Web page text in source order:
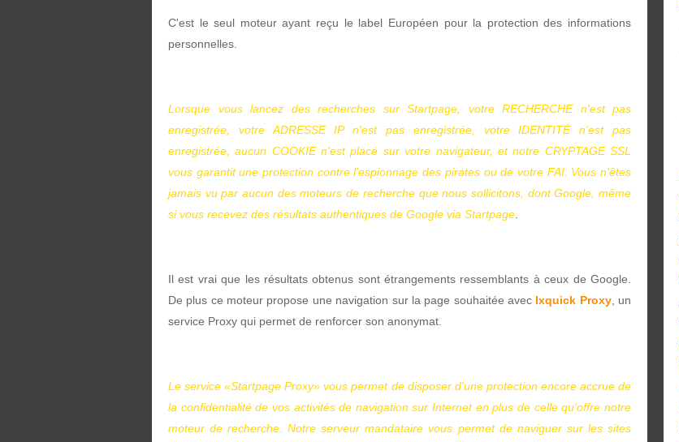
C'est le seul moteur ayant reçu le label Européen pour la protection des informations
personnelles.
Lorsque vous lancez des recherches sur Startpage, votre RECHERCHE n'est pas
enregistrée, votre ADRESSE IP n'est pas enregistrée, votre IDENTITÉ n'est pas
enregistrée, aucun COOKIE n'est placé sur votre navigateur, et notre CRYPTAGE SSL
vous garantit une protection contre l'espionnage des pirates ou de votre FAI. Vous n'êtes
jamais vu par aucun des moteurs de recherche que nous sollicitons, dont Google, même
si vous recevez des résultats authentiques de Google via Startpage
Il est vrai que les résultats obtenus sont étrangements ressemblants à ceux de Google.
De plus ce moteur propose une navigation sur la page souhaitée avecIxquick Proxy, un
service Proxy qui permet de renforcer son anonymat.
Le service «Startpage Proxy» vous permet de disposer d’une protection encore accrue de
la confidentialité de vos activités de navigation sur Internet en plus de celle qu’offre notre
moteur de recherche. Notre serveur mandataire vous permet de naviguer sur les sites